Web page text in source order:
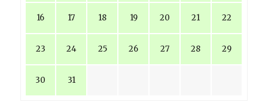
16 17 18 19 20 21 22
23 24 25 26 27 28 29
30 31